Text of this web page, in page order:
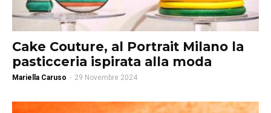
Cake Couture, al Portrait Milano la
pasticceria ispirata alla moda
Mariella Caruso - 29 Novembre 2024